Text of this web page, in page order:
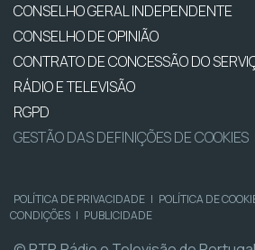
CONSELHO GERAL INDEPENDENTE
CONSELHO DE OPINIÃO
CONTRATO DE CONCESSÃO DO
RÁDIO E TELEVISÃO
RGPD
GESTÃO DAS DEFINIÇÕES DE COOKIES
POLÍTICA DE PRIVACIDADE | POLÍTICA DE
CONDIÇÕES | PUBLICIDADE